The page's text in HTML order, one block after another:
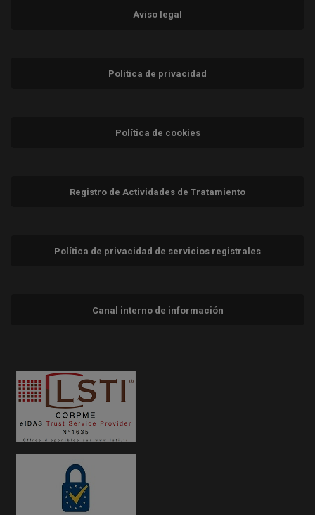
Aviso legal
Política de privacidad
Política de cookies
Registro de Actividades de Tratamiento
Política de privacidad de servicios registrales
Canal interno de información